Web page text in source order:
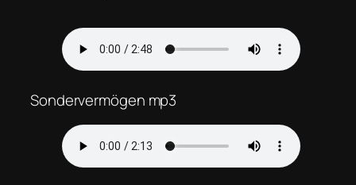
Sondervermögen mp3